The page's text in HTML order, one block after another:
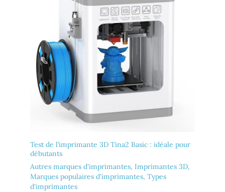
Test de l’imprimante 3D Tina2 Basic : idéale pour
débutants
Autres marques d'imprimantes, Imprimantes 3D,
Marques populaires d'imprimantes, Types
d'imprimantes